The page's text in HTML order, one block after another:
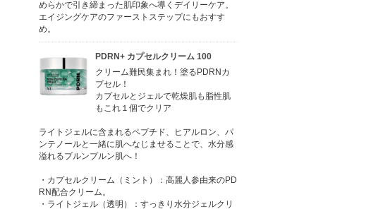
めらかで引き締まった肌印象へ導くデイリーケア。
エイジングケアのファーストステップにもおすす
め。
PDRN+ カプセルクリーム 100
クリーム難民集まれ！塗るPDRNカ
プセル！
カプセルとジェルで乾燥肌も脂性肌
もこれ１個でクリア
ライトジェルに含まれるペプチド、ヒアルロン、パ
ンテノールと一緒に肌へなじませることで、水分感
溢れるプルンプルン肌へ！
・カプセルクリーム（ミント）：高麗人参由来のPD
RN配合クリーム。
・ライトジェル（透明）：すっきり水分ジェルクリ